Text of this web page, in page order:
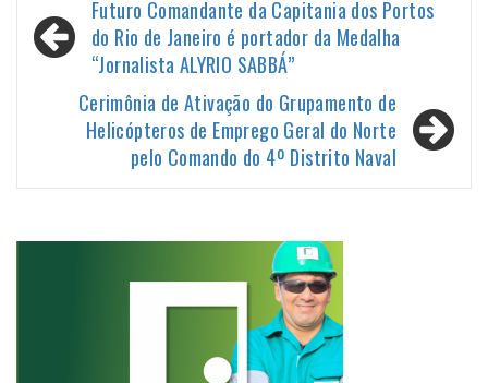
de
Futuro Comandante da Capitania dos Portos
do Rio de Janeiro é portador da Medalha
“Jornalista ALYRIO SABBÁ”
Cerimônia de Ativação do Grupamento de
Helicópteros de Emprego Geral do Norte
pelo Comando do 4º Distrito Naval